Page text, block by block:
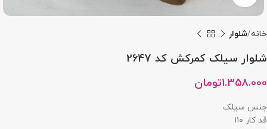
خانه شلوار
شلوار سیلک کمرکش کد 2647
1.358.000تومان
جنس سیلک
قد کار ۱۱۰